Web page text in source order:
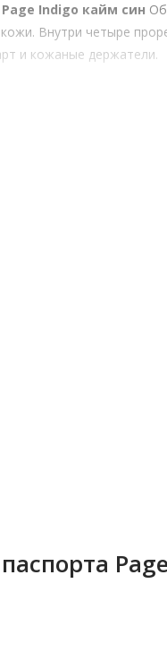
Indigo кайм син
Внутри четыре
и кожаные держатели.